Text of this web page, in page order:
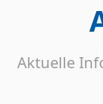
Aktuelle